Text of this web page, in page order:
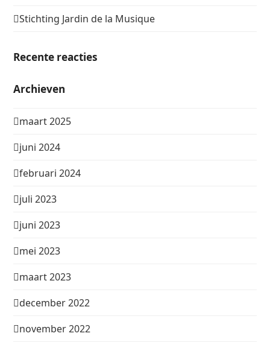
Stichting Jardin de la Musique
Recente reacties
Archieven
maart 2025
juni 2024
februari 2024
juli 2023
juni 2023
mei 2023
maart 2023
december 2022
november 2022